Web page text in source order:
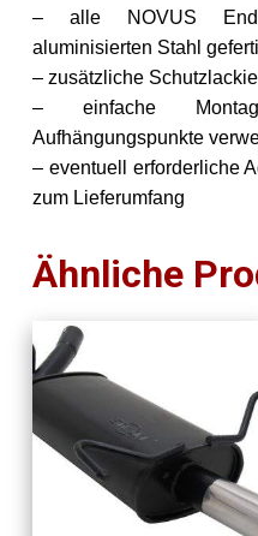
– alle NOVUS
aluminisierten Stahl
– zusätzliche
– einfache
Aufhängungspunkte
– eventuell erforderliche
zum Lieferumfang
Ähnliche